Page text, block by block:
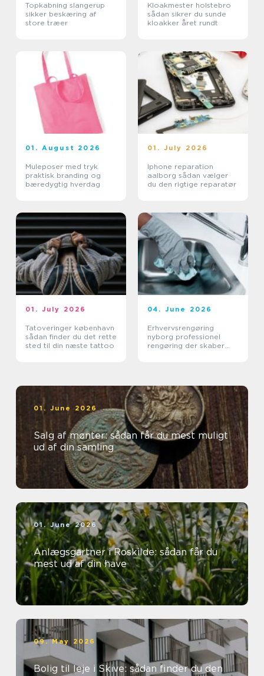
Topkabning slangerup
sikker beskæring af
store træer
Kloakmester holstebro
sådan sikrer du sunde
kloakker året rundt
01. August 2026
Muleposer med tryk
praktisk branding og
bæredygtig hverdag
01. July 2026
Iphone reparation
aalborg sådan vælger
du den rigtige reparatør
01. July 2026
Tatoveringer københavn
sådan finder du det rette
sted til din næste tattoo
04. June 2026
Erhvervsrengøring
nyborg professionel
rengøring der skaber
01. June 2026
Salg af mønter: sådan får du mest muligt
ud af din samling
01. June 2026
Anlægsgartner i Roskilde: sådan får du
mest ud af din have
09. May 2026
Bolig til leje i Skive: sådan finder du den